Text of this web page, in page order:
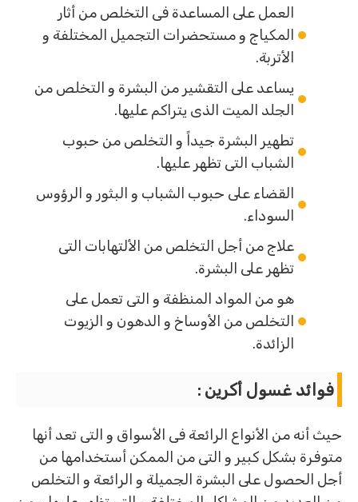
العمل على المساعدة فى التخلص من أثار
المكياج و مستحضرات التجميل المختلفة و
الأتربة.
يساعد على التقشير من البشرة و التخلص من
الجلد الميت الذى يتراكم عليها.
تطهير البشرة جيداً و التخلص من حبوب
الشباب التى تظهر عليها.
القضاء على حبوب الشباب و البثور و الرؤوس
السوداء.
علاج من أجل التخلص من الألتهابات التى
تظهر على البشرة.
هو من المواد المنظفة و التى تعمل على
التخلص من الأوساخ و الدهون و الزيوت
الزائدة.
فوائد غسول أكرين :
حيث أنه من الأنواع الرائعة فى الأسواق و التى تعد أنها
متوفرة بشكل كبير و التى من الممكن أستخدامها من
أجل الحصول على البشرة الجميلة و الرائعة و التخلص